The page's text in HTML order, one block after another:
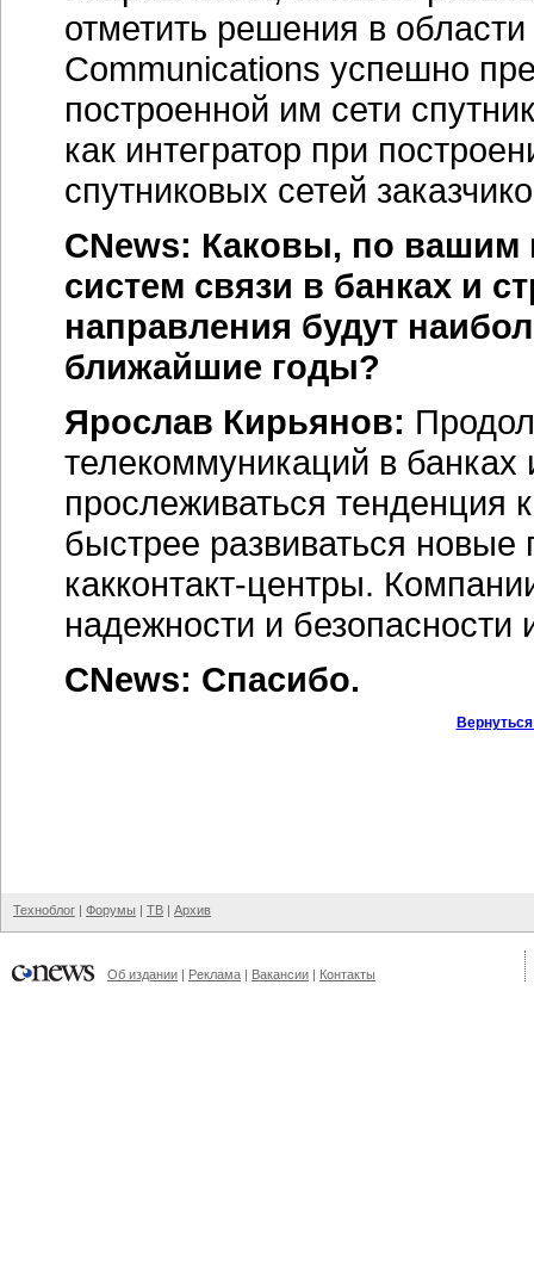
отметить решения в
Communications успешно
построенной им сети
как интегратор при
спутниковых сетей
CNews: Каковы, по вашим
систем связи в банках и
направления будут
ближайшие годы?
Ярослав Кирьянов:
телекоммуникаций в банках
прослеживаться тенденция
быстрее развиваться
какконтакт-центры.
надежности и
CNews: Спасибо.
Техноблог | Форумы | ТВ | Архив
Об издании | Реклама | Вакансии | Контакты